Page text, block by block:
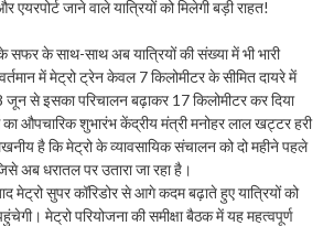
जाने वाले यात्रियों को मिलेगी बड़ी राहत!
सफर के साथ-साथ अब यात्रियों की संख्या में भी भारी
में मेट्रो ट्रेन केवल 7 किलोमीटर के सीमित दायरे में
जून से इसका परिचालन बढ़ाकर 17 किलोमीटर कर दिया
का औपचारिक शुभारंभ केंद्रीय मंत्री मनोहर लाल खट्टर हरी
है कि मेट्रो के व्यावसायिक संचालन को दो महीने पहले
अब धरातल पर उतारा जा रहा है।
मेट्रो सुपर कॉरिडोर से आगे कदम बढ़ाते हुए यात्रियों को
मेट्रो परियोजना की समीक्षा बैठक में यह महत्वपूर्ण